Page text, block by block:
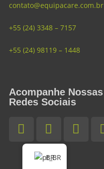
contato@equipacare.com.br
+55 (24) 3348 – 7157
+55 (24) 98119 – 1448
Acompanhe Nossas
Redes Sociais
BR